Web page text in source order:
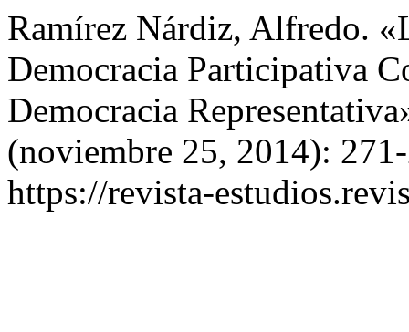
Ramírez Nárdiz, Alfredo.
Democracia Participativa
Democracia
(noviembre 25, 2014):
https://revista-